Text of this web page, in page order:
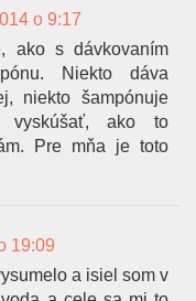
o 9:17
ako s dávkovaním
Niekto dáva
niekto šampónuje
vyskúšať, ako to
Pre mňa je toto
19:09
a isiel som v